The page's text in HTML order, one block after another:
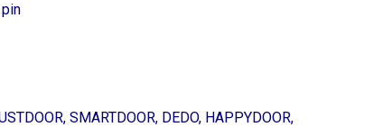
SMARTDOOR, DEDO, HAPPYDOOR,